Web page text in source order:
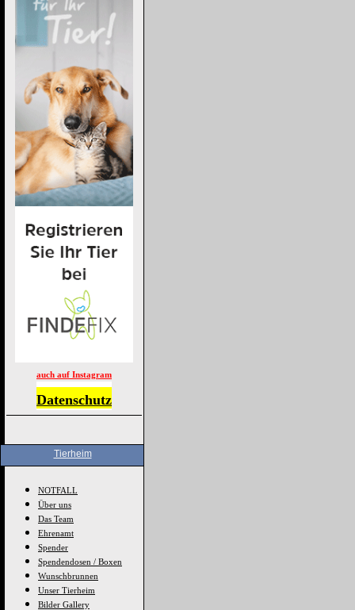
auch auf Instagram
Datenschutz
Tierheim
NOTFALL
Über uns
Das Team
Ehrenamt
Spender
Spendendosen / Boxen
Wunschbrunnen
Unser Tierheim
Bilder Gallery